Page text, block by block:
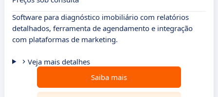
Software para diagnóstico imobiliário com relatórios
detalhados, ferramenta de agendamento e integração
com plataformas de marketing.
Veja mais detalhes
Saiba mais